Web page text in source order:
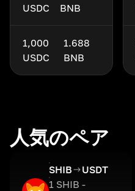
USDC
BNB
1,000
USDC
1.688
BNB
人気のペア
SHIB
USDT
1 SHIB -